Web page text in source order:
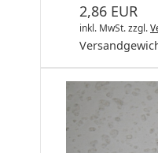
2,86 EUR
inkl. MwSt.zzgl.